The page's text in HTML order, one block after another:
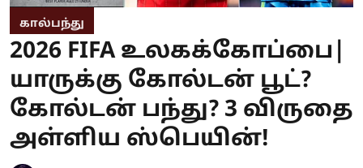
கால்பந்து
2026 FIFA உலகக்கோப்பை|
யாருக்கு கோல்டன் பூட்?
கோல்டன் பந்து? 3 விருதை
அள்ளிய ஸ்பெயின்!